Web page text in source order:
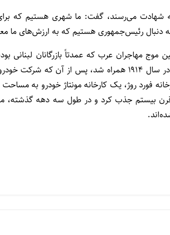
به شهادت می‌رسند، گفت: ما شهری هستیم که
دنبال رئیس‌جمهوری هستیم که به ارزش‌های ما
مهاجران عرب که عمدتاً بازرگانان لبنانی
منطقه شدند. این موج با هجوم مهاجران فلسطینی، یمنی و سوری در سال ۱۹۱۴ همراه شد، پس از
قرن بیستم جذب کرد و در طول سه دهه گذشته،